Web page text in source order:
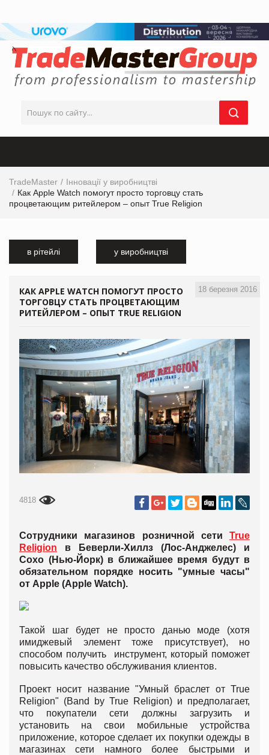
TradeMaster
Інновації у виробництві
Как Apple Watch помогут просто торговцу стать
процветающим ритейлером – опыт True Religion
в рітейлі у виробництві
18 березня 2016
КАК APPLE WATCH ПОМОГУТ ПРОСТО
ТОРГОВЦУ СТАТЬ ПРОЦВЕТАЮЩИМ
РИТЕЙЛЕРОМ – ОПЫТ TRUE RELIGION
4818
Сотрудники магазинов розничной сети True
Religion в Беверли-Хиллз (Лос-Анджелес) и
Сохо (Нью-Йорк) в ближайшее время будут в
обязательном порядке носить "умные часы"
от Apple (Apple Watch).
Такой шаг будет не просто данью моде (хотя
имиджевый элемент тоже присутствует), но
способом получить инструмент, который поможет
повысить качество обслуживания клиентов.
Проект носит название "Умный браслет от True
Religion" (Band by True Religion) и предполагает,
что покупатели сети должны загрузить и
установить на свои мобильные устройства
приложение, которое сделает их покупки одежды в
магазинах сети намного более быстрыми и